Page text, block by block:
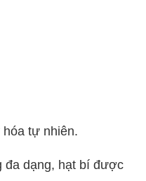
tự nhiên.
đa dạng, hạt bí được